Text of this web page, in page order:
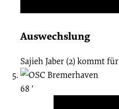
Auswechslung
Sajieh Jaber (2)kommt für
68 ′